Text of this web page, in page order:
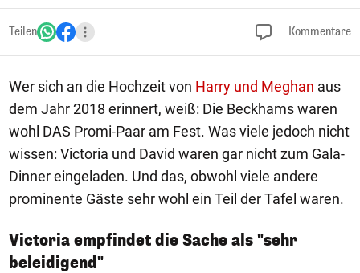
Teilen Kommentare
Wer sich an die Hochzeit von Harry und Meghan aus
dem Jahr 2018 erinnert, weiß: Die Beckhams waren
wohl DAS Promi-Paar am Fest. Was viele jedoch nicht
wissen: Victoria und David waren gar nicht zum Gala-
Dinner eingeladen. Und das, obwohl viele andere
prominente Gäste sehr wohl ein Teil der Tafel waren.
Victoria empfindet die Sache als "sehr
beleidigend"